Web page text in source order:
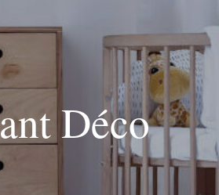
Déco